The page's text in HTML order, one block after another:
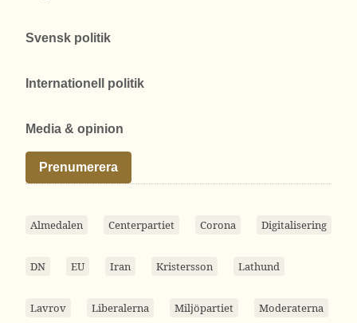
Svensk politik
Internationell politik
Media & opinion
Prenumerera
Almedalen Centerpartiet Corona Digitalisering
DN EU Iran Kristersson Lathund
Lavrov Liberalerna Miljöpartiet Moderaterna